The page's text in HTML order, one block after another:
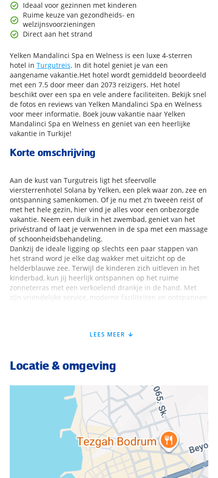
Ideaal voor gezinnen met kinderen
Ruime keuze van gezondheids- en
welzijnsvoorzieningen
Direct aan het strand
Yelken Mandalinci Spa en Welness is een luxe 4-sterren
hotel in Turgutreis. In dit hotel geniet je van een
aangename vakantie.Het hotel wordt gemiddeld beoordeeld
met een 7.5 door meer dan 2073 reizigers. Het hotel
beschikt over een spa en vele andere faciliteiten. Bekijk snel
de fotos en reviews van Yelken Mandalinci Spa en Welness
voor meer informatie. Boek jouw vakantie naar Yelken
Mandalinci Spa en Welness en geniet van een heerlijke
vakantie in Turkije!
Korte omschrijving
Aan de kust van Turgutreis ligt het sfeervolle
viersterrenhotel Solana by Yelken, een plek waar zon, zee en
ontspanning samenkomen. Of je nu met z’n tweeën reist of
met het hele gezin, hier vind je alles voor een onbezorgde
vakantie. Neem een duik in het zwembad, geniet van het
privéstrand of laat je verwennen in de spa met een massage
of schoonheidsbehandeling.
Dankzij de ideale ligging op slechts een paar stappen van
het strand word je elke dag wakker met uitzicht op de
helderblauwe zee. Terwijl de kinderen zich uitleven in het
kinderbad, kun jij heerlijk ontspannen op het ruime
zonneterras met een verkoelend drankje in de hand. Met
zijn vriendelijke service, moderne faciliteiten en ontspannen
Zomer
Wanneer je tussen 01-05-2026 en 19-10-2026 in deze
accommodatie verblijft, is onderstaande informatie van
In het centrum van Turgutreis
Gelegen aan het privéstrand
Ligbedden met matrasjes
Parasol
LEES MEER
Locatie & omgeving